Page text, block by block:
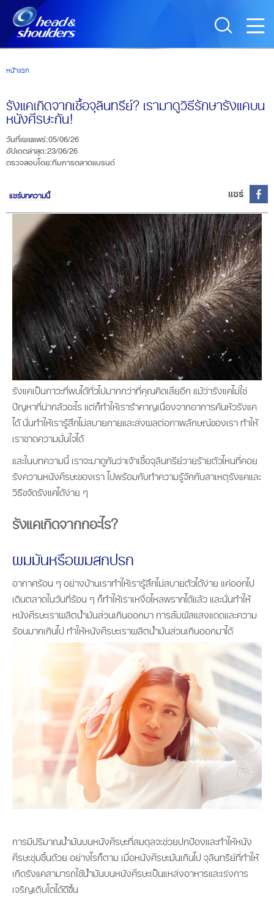
Skip to main content
หน้าแรก
รังแคเกิดจากเชื้อจุลินทรีย์? เรามาดูวิธีรักษารังแคบน
หนังศีรษะกัน!
วันที่เผยแพร่:05/06/26
อัปเดตล่าสุด:23/06/26
ตรวจสอบโดย:ทีมการตลาดแบรนด์
แชร์บทความนี้ แชร์
รังแคเป็นภาวะที่พบได้ทั่วไปมากกว่าที่คุณคิดเสียอีก แม้ว่ารังแคไม่ใช่
ปัญหาที่น่ากลัวอะไร แต่ก็ทำให้เรารำคาญเนื่องจากอาการคันหัวรังแค
ได้ นั่นทำให้เรารู้สึกไม่สบายกายและส่งผลต่อภาพลักษณ์ของเรา ทำให้
เราขาดความมั่นใจได้
และในบทความนี้ เราจะมาดูกันว่าเจ้าเชื้อจุลินทรีย์วายร้ายตัวไหนที่คอย
รังควานหนังศีรษะของเรา ไปพร้อมกับทำความรู้จักกับสาเหตุรังแคและ
วิธีขจัดรังแคได้ง่าย ๆ
รังแคเกิดจากกอะไร?
ผมมันหรือผมสกปรก
อากาศร้อน ๆ อย่างบ้านเราทำให้เรารู้สึกไม่สบายตัวได้ง่าย แค่ออกไป
เดินตลาดในวันที่ร้อน ๆ ก็ทำให้เราเหงื่อไหลพรากได้แล้ว และนั่นทำให้
หนังศีรษะเราผลิตน้ำมันส่วนเกินออกมา การสัมผัสแสงแดดและความ
ร้อนมากเกินไป ทำให้หนังศีรษะเราผลิตน้ำมันส่วนเกินออกมาได้
การมีปริมาณน้ำมันบนหนังศีรษะที่สมดุลจะช่วยปกป้องและทำให้หนัง
ศีรษะชุ่มชื้นด้วย อย่างไรก็ตาม เมื่อหนังศีรษะมันเกินไป จุลินทรีย์ที่ทำให้
เกิดรังแคสามารถใช้น้ำมันบนหนังศีรษะเป็นแหล่งอาหารและเร่งการ
เจริญเติบโตได้ดีขึ้น